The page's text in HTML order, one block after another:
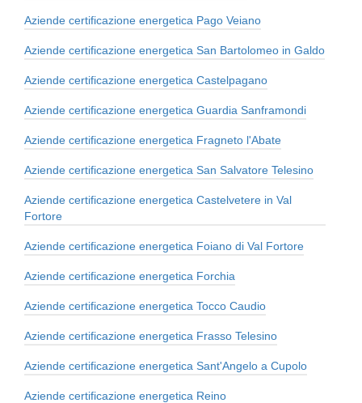
Aziende certificazione energetica Pago Veiano
Aziende certificazione energetica San Bartolomeo in Galdo
Aziende certificazione energetica Castelpagano
Aziende certificazione energetica Guardia Sanframondi
Aziende certificazione energetica Fragneto l'Abate
Aziende certificazione energetica San Salvatore Telesino
Aziende certificazione energetica Castelvetere in Val
Fortore
Aziende certificazione energetica Foiano di Val Fortore
Aziende certificazione energetica Forchia
Aziende certificazione energetica Tocco Caudio
Aziende certificazione energetica Frasso Telesino
Aziende certificazione energetica Sant'Angelo a Cupolo
Aziende certificazione energetica Reino